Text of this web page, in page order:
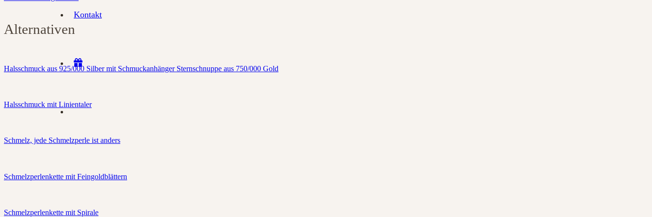
Kontakt
Alternativen
Halsschmuck aus 925/000 Silber mit Schmuckanhänger Sternschnuppe aus 750/000 Gold
Halsschmuck mit Linientaler
Schmelz, jede Schmelzperle ist anders
Schmelzperlenkette mit Feingoldblättern
Schmelzperlenkette mit Spirale